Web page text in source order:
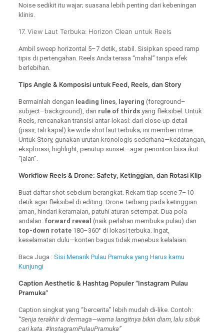
Noise sedikit itu wajar; suasana lebih penting dari kebeningan
klinis.
17. View Laut Terbuka: Horizon Clean untuk Reels
Ambil sweep horizontal 5–7 detik, stabil. Sisipkan speed ramp
tipis di pertengahan. Reels Anda terasa “mahal” tanpa efek
berlebihan.
Tips Angle & Komposisi untuk Feed, Reels, dan Story
Bermainlah dengan leading lines, layering (foreground–
subject–background), dan rule of thirdsyang fleksibel. Untuk
Reels, rencanakan transisi antar-lokasi: dari close-up detail
(pasir, tali kapal) ke wide shot laut terbuka; ini memberi ritme.
Untuk Story, gunakan urutan kronologis sederhana—kedatangan,
eksplorasi, highlight, penutup sunset—agar penonton bisa ikut
“jalan”.
Workflow Reels & Drone: Safety, Ketinggian, dan Rotasi Klip
Buat daftar shot sebelum berangkat. Rekam tiap scene 7–10
detik agar fleksibel di editing. Drone: terbang pada ketinggian
aman, hindari keramaian, patuhi aturan setempat. Dua pola
andalan: forward reveal (naik perlahan membuka pulau) dan
top-down rotate180–360° di lokasi terbuka. Ingat,
keselamatan dulu—konten bagus tidak menebus kelalaian.
Baca Juga : Sisi Menarik Pulau Pramuka yang Harus kamu
Kunjungi
Caption Aesthetic & Hashtag Populer “Instagram Pulau
Pramuka”
Caption singkat yang “bercerita” lebih mudah di-like. Contoh:
“Senja terakhir di dermaga—warna langitnya bikin diam, lalu sibuk
cari kata. #InstagramPulauPramuka”